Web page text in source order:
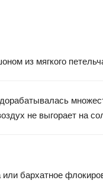
из мягкого
не выгорает на
бархатное